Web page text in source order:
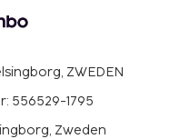
ZWEDEN
556529-1795
Zweden